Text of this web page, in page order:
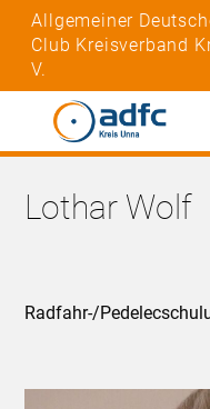
Allgemeiner
Club Kreisverband
V.
Lothar Wolf
Radfahr-/